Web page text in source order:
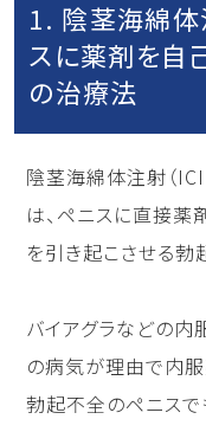
1. 陰茎海綿体
スに薬剤を自
の治療法
陰茎海綿体注射（
は、ペニスに直接薬
を引き起こさせる勃
バイアグラなどの内
の病気が理由で内
勃起不全のペニスで